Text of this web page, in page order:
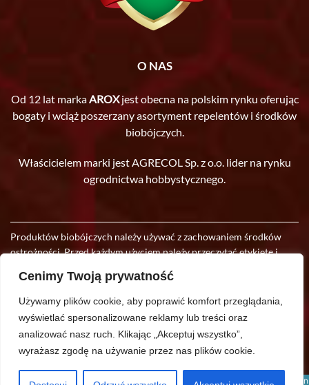
Cenimy Twoją prywatność
Używamy plików cookie, aby poprawić komfort przeglądania,
wyświetlać spersonalizowane reklamy lub treści oraz
analizować nasz ruch.
Klikając „Akceptuj wszystko”,
wyrażasz zgodę na używanie przez nas plików cookie.
O NAS
Od 12 lat marka AROXjest obecna na polskim rynku oferując
bogaty i wciąż poszerzany asortyment repelentów i środków
biobójczych.
Właścicielem marki jest AGRECOL Sp. z o.o. lider na rynku
ogrodnictwa hobbystycznego.
Produktów biobójczych należy używać z zachowaniem środków
ostrożności. Przed każdym użyciem należy przeczytać etykietę i
do wprowadzania w oferowanych produktach zmian, wynikających
z postępu technologicznego.
Copyright © 2021 Wszelkie Prawa Zastrzeżone.
Polityka prywatności
Polityka plików Cookies
This site is registered onwpml.org as a development site. Switch to a production